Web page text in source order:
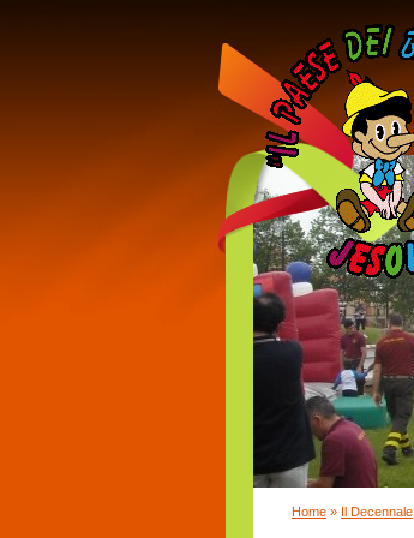
Home » Il Decennale